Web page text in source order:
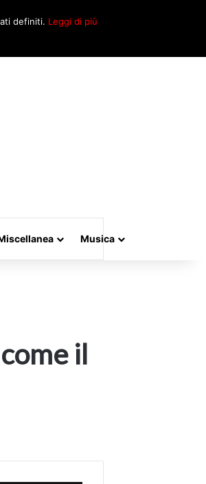
Musica
il
definiti. Leggi di più